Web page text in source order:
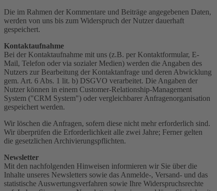
Die im Rahmen der Kommentare und Beiträge angegebenen Daten,
werden von uns bis zum Widerspruch der Nutzer dauerhaft
gespeichert.
Kontaktaufnahme
Bei der Kontaktaufnahme mit uns (z.B. per Kontaktformular, E-
Mail, Telefon oder via sozialer Medien) werden die Angaben des
Nutzers zur Bearbeitung der Kontaktanfrage und deren Abwicklung
gem. Art. 6 Abs. 1 lit. b) DSGVO verarbeitet. Die Angaben der
Nutzer können in einem Customer-Relationship-Management
System ("CRM System") oder vergleichbarer Anfragenorganisation
gespeichert werden.
Wir löschen die Anfragen, sofern diese nicht mehr erforderlich sind.
Wir überprüfen die Erforderlichkeit alle zwei Jahre; Ferner gelten
die gesetzlichen Archivierungspflichten.
Newsletter
Mit den nachfolgenden Hinweisen informieren wir Sie über die
Inhalte unseres Newsletters sowie das Anmelde-, Versand- und das
statistische Auswertungsverfahren sowie Ihre Widerspruchsrechte